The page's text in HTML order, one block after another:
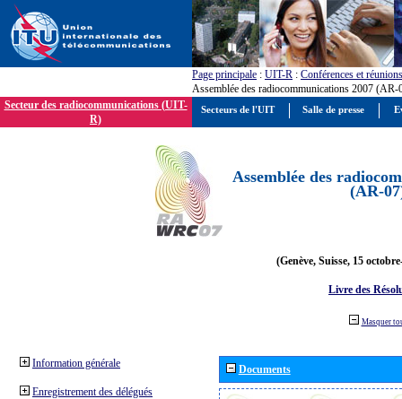
Page principale : UIT-R : Conférences et réunions
Assemblée des radiocommunications 2007 (AR-
Secteur des radiocommunications (UIT-
R)
Assemblée des
(AR-
(Genève, Suisse, 15
Livre des
Masquer
Information générale
Enregistrement des délégués
Documents
Secteurs de l'UIT Salle de presse